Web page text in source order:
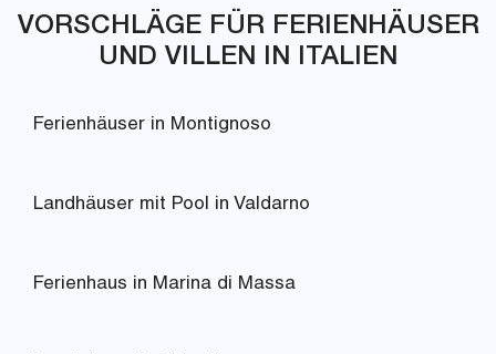
VORSCHLÄGE FÜR FERIENHÄUSER
UND VILLEN IN ITALIEN
Ferienhäuser in Montignoso
Landhäuser mit Pool in Valdarno
Ferienhaus in Marina di Massa